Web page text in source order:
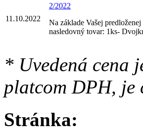
11.10.2022
2/2022
Na základe Vašej
nasledovný tovar: 1ks-
* Uvedená cena
platcom DPH, je
Stránka: